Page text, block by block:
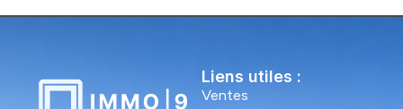
Liens utiles :
Ventes